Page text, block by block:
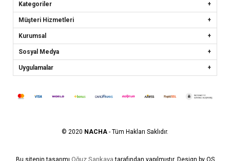
Kategoriler
Müşteri Hizmetleri
Kurumsal
Sosyal Medya
Uygulamalar
© 2020 NACHA - Tüm Hakları Saklıdır.
Bu sitenin tasarımı Oğuz Sarıkaya tarafından yapılmıştır. Design by OS